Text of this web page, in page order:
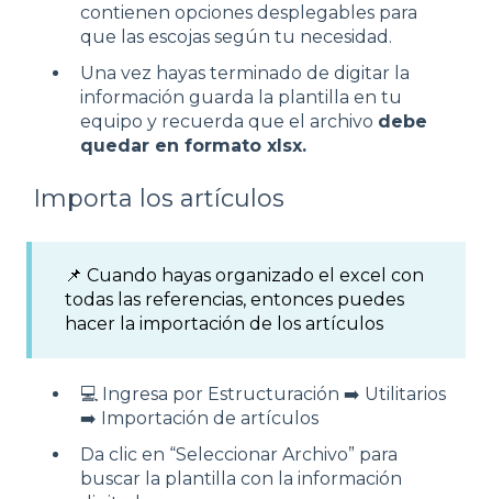
contienen opciones desplegables para
que las escojas según tu necesidad.
Una vez hayas terminado de digitar la
información guarda la plantilla en tu
equipo y recuerda que el archivo debe
quedar en formato xlsx.
Importa los artículos
📌 Cuando hayas organizado el excel con
todas las referencias, entonces puedes
hacer la importación de los artículos
💻 Ingresa por Estructuración ➡️ Utilitarios
➡️ Importación de artículos
Da clic en “Seleccionar Archivo” para
buscar la plantilla con la información